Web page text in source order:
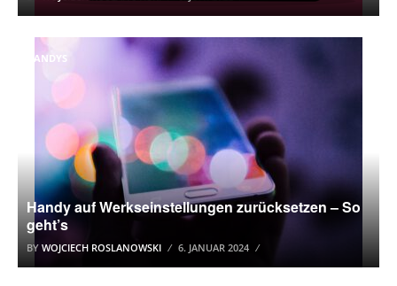
HANDYS
Handy auf Werkseinstellungen zurücksetzen – So
geht’s
BY WOJCIECH ROSLANOWSKI 6. JANUAR 2024